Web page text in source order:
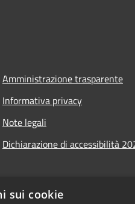
Amministrazione trasparente
Informativa privacy
Note legali
Dichiarazione di accessibilità
sui cookie